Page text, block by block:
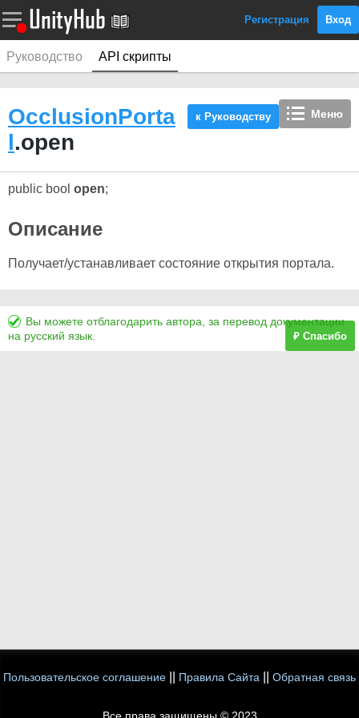
Регистрация Вход
Руководство API скрипты
Меню
к Руководству
OcclusionPorta
l.open
public bool open;
Описание
Получает/устанавливает состояние открытия портала.
Вы можете отблагодарить автора, за перевод документации
на русский язык.
₽ Спасибо
Пользовательское соглашение Правила Сайта Обратная связь